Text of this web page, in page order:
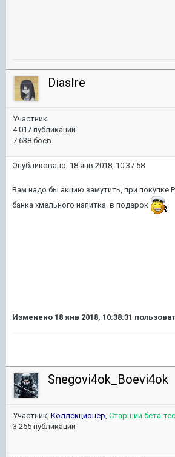
DiasIre
Участник
4 017 публикаций
7 638 боёв
Опубликовано: 18 янв 2018, 10:37:58
Вам надо бы акцию замутить, при
банка хмельного напитка в подарок
Изменено 18 янв 2018, 10:38:31
Snegovi4ok_Boevi4ok
Участник, Коллекционер, Старший бета-
3 265 публикаций